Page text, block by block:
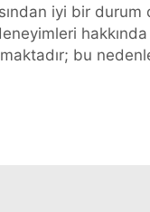
iyi bir durum
bu